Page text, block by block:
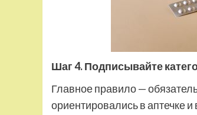
Шаг 4. Подписывайте
Главное правило —
ориентировались в аптечке